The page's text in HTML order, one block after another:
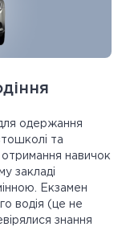
одержання
та
навичок
закладі
Екзамен
водія (це не
знання